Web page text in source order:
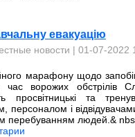
евакуацію
новости | 01-07-2022
марафону щодо
час ворожих обстрілів
просвітницькі та
персоналом і
перебуванням людей.&